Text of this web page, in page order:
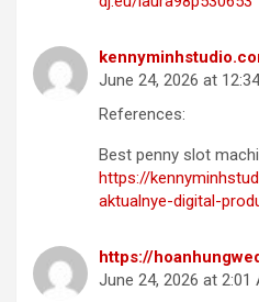
June 24, 2026 at
References:
Best penny slot
https://
aktualnye-digital-
https://
June 24, 2026 at 2:01